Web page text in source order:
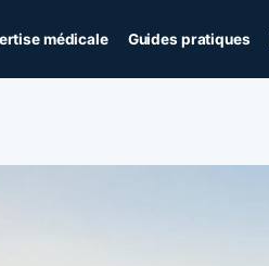
médicale Guides pratiques